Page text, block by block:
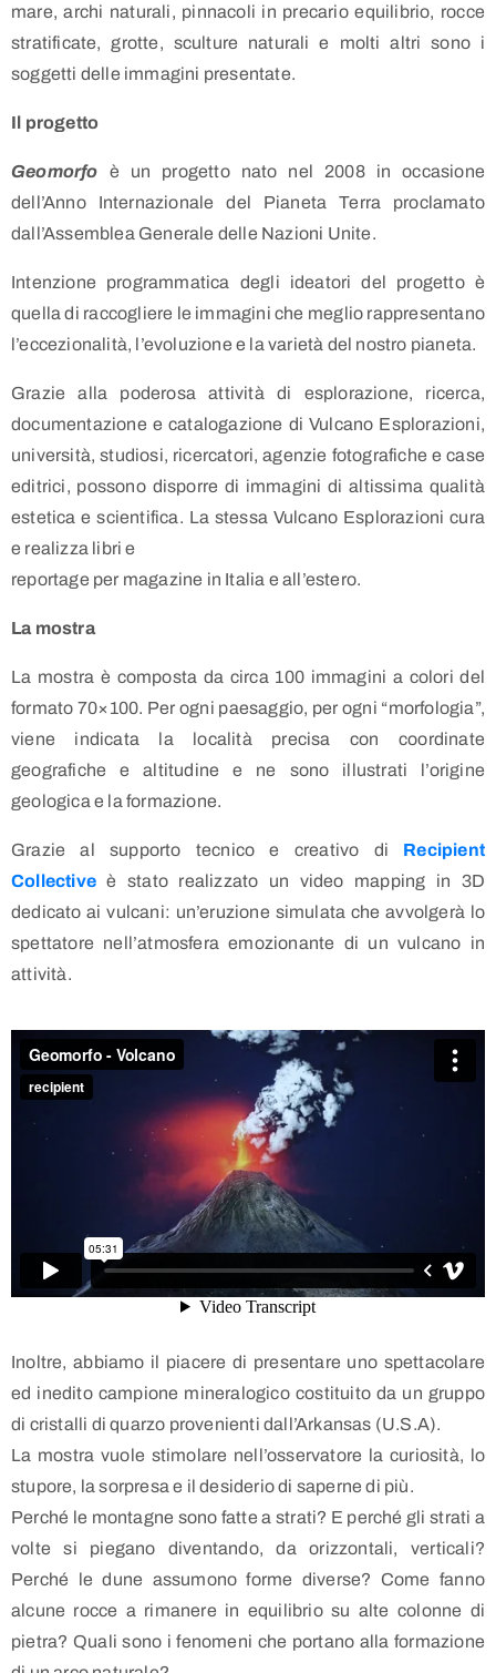
mare, archi naturali, pinnacoli in precario equilibrio, rocce
stratificate, grotte, sculture naturali e molti altri sono i
soggetti delle immagini presentate.
Il progetto
Geomorfo è un progetto nato nel 2008 in occasione
dell’Anno Internazionale del Pianeta Terra proclamato
dall’Assemblea Generale delle Nazioni Unite.
Intenzione programmatica degli ideatori del progetto è
quella di raccogliere le immagini che meglio rappresentano
l’eccezionalità, l’evoluzione e la varietà del nostro pianeta.
Grazie alla poderosa attività di esplorazione, ricerca,
documentazione e catalogazione di Vulcano Esplorazioni,
università, studiosi, ricercatori, agenzie fotografiche e case
editrici, possono disporre di immagini di altissima qualità
estetica e scientifica. La stessa Vulcano Esplorazioni cura
e realizza libri e
reportage per magazine in Italia e all’estero.
La mostra
La mostra è composta da circa 100 immagini a colori del
formato 70×100. Per ogni paesaggio, per ogni “morfologia”,
viene indicata la località precisa con coordinate
geografiche e altitudine e ne sono illustrati l’origine
geologica e la formazione.
Grazie al supporto tecnico e creativo di Recipient
Collective è stato realizzato un video mapping in 3D
dedicato ai vulcani: un’eruzione simulata che avvolgerà lo
spettatore nell’atmosfera emozionante di un vulcano in
attività.
Inoltre, abbiamo il piacere di presentare uno spettacolare
ed inedito campione mineralogico costituito da un gruppo
di cristalli di quarzo provenienti dall’Arkansas (U.S.A).
La mostra vuole stimolare nell’osservatore la curiosità, lo
stupore, la sorpresa e il desiderio di saperne di più.
Perché le montagne sono fatte a strati? E perché gli strati a
volte si piegano diventando, da orizzontali, verticali?
Perché le dune assumono forme diverse? Come fanno
alcune rocce a rimanere in equilibrio su alte colonne di
pietra? Quali sono i fenomeni che portano alla formazione